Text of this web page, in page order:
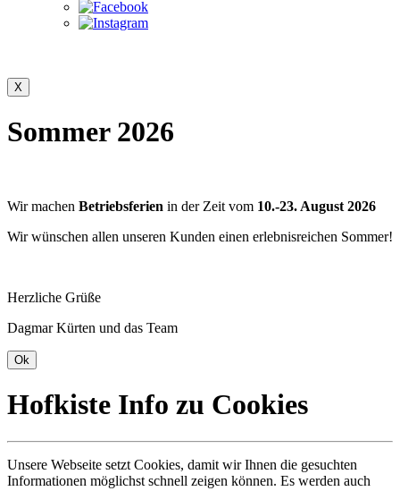
Sommer 2026
Wir machen Betriebsferien in der Zeit vom 10.-23. August 2026
Wir wünschen allen unseren Kunden einen erlebnisreichen Sommer!
Herzliche Grüße
Dagmar Kürten und das Team
Hofkiste Info zu Cookies
Unsere Webseite setzt Cookies, damit wir Ihnen die gesuchten
Informationen möglichst schnell zeigen können. Es werden auch